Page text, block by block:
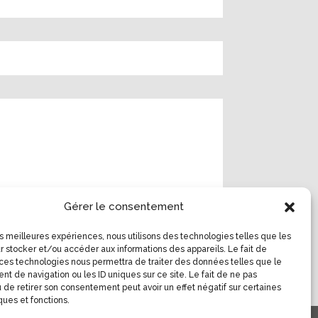
Gérer le consentement
meilleures expériences, nous utilisons des technologies telles que les
stocker et/ou accéder aux informations des appareils. Le fait de
technologies nous permettra de traiter des données telles que le
de navigation ou les ID uniques sur ce site. Le fait de ne pas
de retirer son consentement peut avoir un effet négatif sur certaines
et fonctions.
Envoyer